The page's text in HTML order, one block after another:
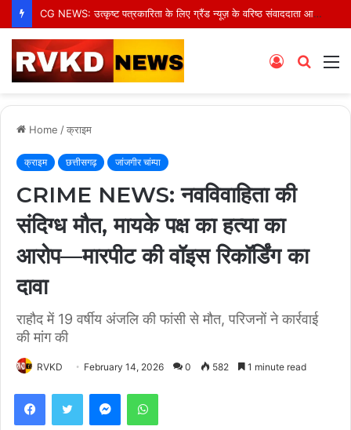
CG NEWS: उत्कृष्ट पत्रकारिता के लिए ग्रैंड न्यूज़ के वरिष्ठ संवाददाता आर.के. राजपूत हुए सम्मानित
Search
Log
Home /क्राइम
क्राइम छत्तीसगढ़ जांजगीर चांम्पा
CRIME NEWS: नवविवाहिता की
संदिग्ध मौत, मायके पक्ष का हत्या का
आरोप—मारपीट की वॉइस रिकॉर्डिंग का
दावा
राहौद में 19 वर्षीय अंजलि की फांसी से मौत, परिजनों ने कार्रवाई
की मांग की
RVKD February 14, 2026 0 582 1 minute read
FacebookTwitter MessengerWhatsApp